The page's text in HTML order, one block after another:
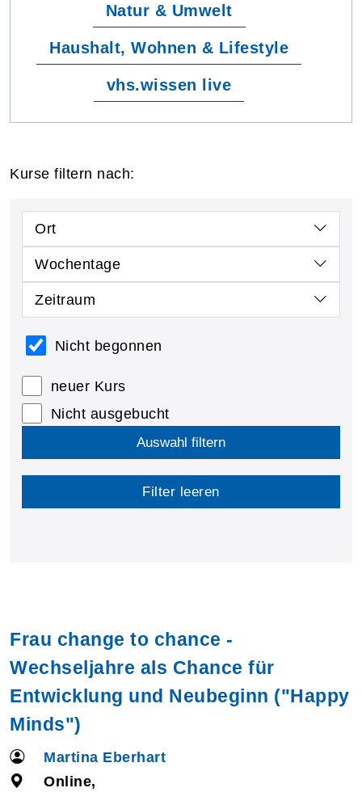
Natur & Umwelt
Haushalt, Wohnen & Lifestyle
vhs.wissen live
Kurse filtern nach:
Ort
Wochentage
Zeitraum
Nicht begonnen
neuer Kurs
Nicht ausgebucht
Auswahl filtern
Filter leeren
Frau change to chance -
Wechseljahre als Chance für
Entwicklung und Neubeginn ("Happy
Minds")
Martina Eberhart
Online,